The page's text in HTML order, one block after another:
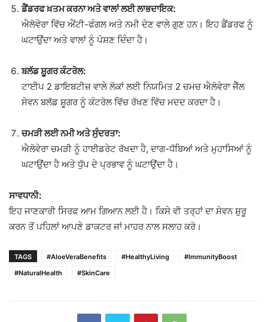
ਡੈਂਡਰਫ ਖ਼ਤਮ ਕਰਨਾ ਅਤੇ ਵਾਲਾਂ ਲਈ ਲਾਭਦਾਇਕ:
ਐਲੋਵੇਰਾ ਵਿੱਚ ਐਂਟੀ-ਫੰਗਲ ਅਤੇ ਨਮੀ ਦੇਣ ਵਾਲੇ ਗੁਣ ਹਨ। ਇਹ ਡੈਂਡਰਫ ਨੂੰ
ਘਟਾਉਂਦਾ ਅਤੇ ਵਾਲਾਂ ਨੂੰ ਪੋਸ਼ਣ ਦਿੰਦਾ ਹੈ।
ਬਲੱਡ ਸ਼ੂਗਰ ਕੰਟਰੋਲ:
ਟਾਈਪ 2 ਡਾਇਬਟੀਜ਼ ਵਾਲੇ ਲੋਕਾਂ ਲਈ ਨਿਯਮਿਤ 2 ਚਮਚ ਐਲੋਵੇਰਾ ਜੈੱਲ
ਸੇਵਨ ਬਲੱਡ ਸ਼ੂਗਰ ਨੂੰ ਕੰਟਰੋਲ ਵਿੱਚ ਰੱਖਣ ਵਿੱਚ ਮਦਦ ਕਰਦਾ ਹੈ।
ਚਮੜੀ ਲਈ ਨਮੀ ਅਤੇ ਸੁੰਦਰਤਾ:
ਐਲੋਵੇਰਾ ਚਮੜੀ ਨੂੰ ਹਾਈਡਰੇਟ ਰੱਖਦਾ ਹੈ, ਦਾਗ-ਧੱਬਿਆਂ ਅਤੇ ਮੁਹਾਸਿਆਂ ਨੂੰ
ਘਟਾਉਂਦਾ ਹੈ ਅਤੇ ਧੁੱਪ ਦੇ ਪ੍ਰਭਾਵ ਨੂੰ ਘਟਾਉਂਦਾ ਹੈ।
ਸਾਵਧਾਨੀ:
ਇਹ ਜਾਣਕਾਰੀ ਸਿਰਫ ਆਮ ਗਿਆਨ ਲਈ ਹੈ। ਕਿਸੇ ਵੀ ਤਰ੍ਹਾਂ ਦਾ ਸੇਵਨ ਸ਼ੁਰੂ
ਕਰਨ ਤੋਂ ਪਹਿਲਾਂ ਆਪਣੇ ਡਾਕਟਰ ਜਾਂ ਮਾਹਰ ਨਾਲ ਸਲਾਹ ਕਰੋ।
TAGS #AloeVeraBenefits #HealthyLiving
#ImmunityBoost
#NaturalHealth
#SkinCare